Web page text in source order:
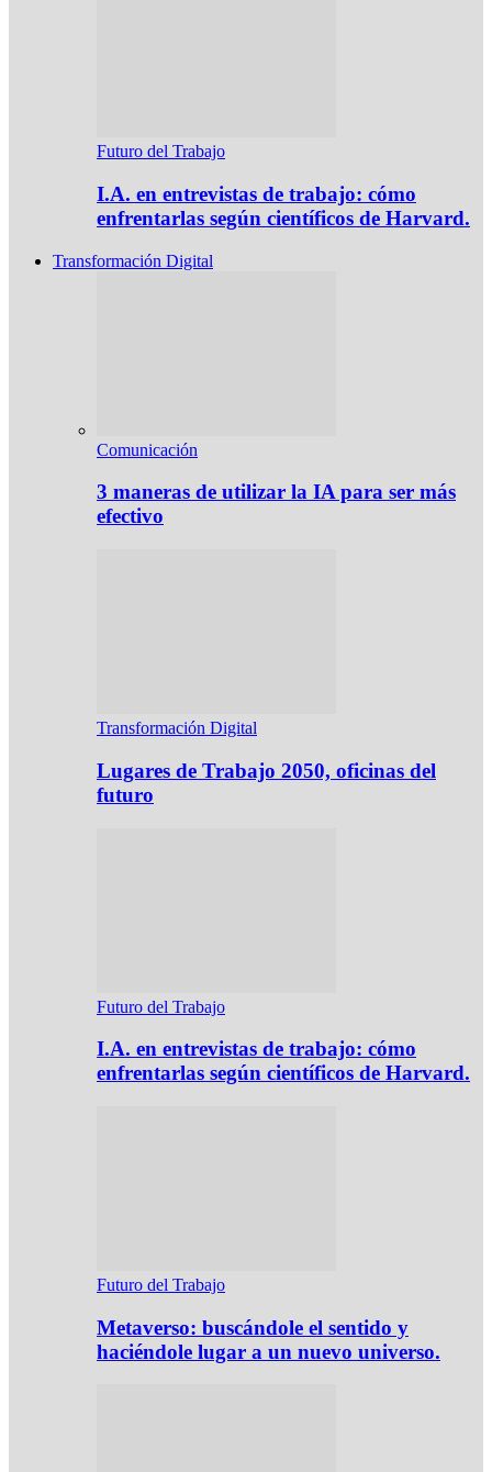
Futuro del Trabajo
I.A. en entrevistas de trabajo: cómo
enfrentarlas según científicos de Harvard.
Transformación Digital
Comunicación
3 maneras de utilizar la IA para ser más
efectivo
Transformación Digital
Lugares de Trabajo 2050, oficinas del
futuro
Futuro del Trabajo
I.A. en entrevistas de trabajo: cómo
enfrentarlas según científicos de Harvard.
Futuro del Trabajo
Metaverso: buscándole el sentido y
haciéndole lugar a un nuevo universo.